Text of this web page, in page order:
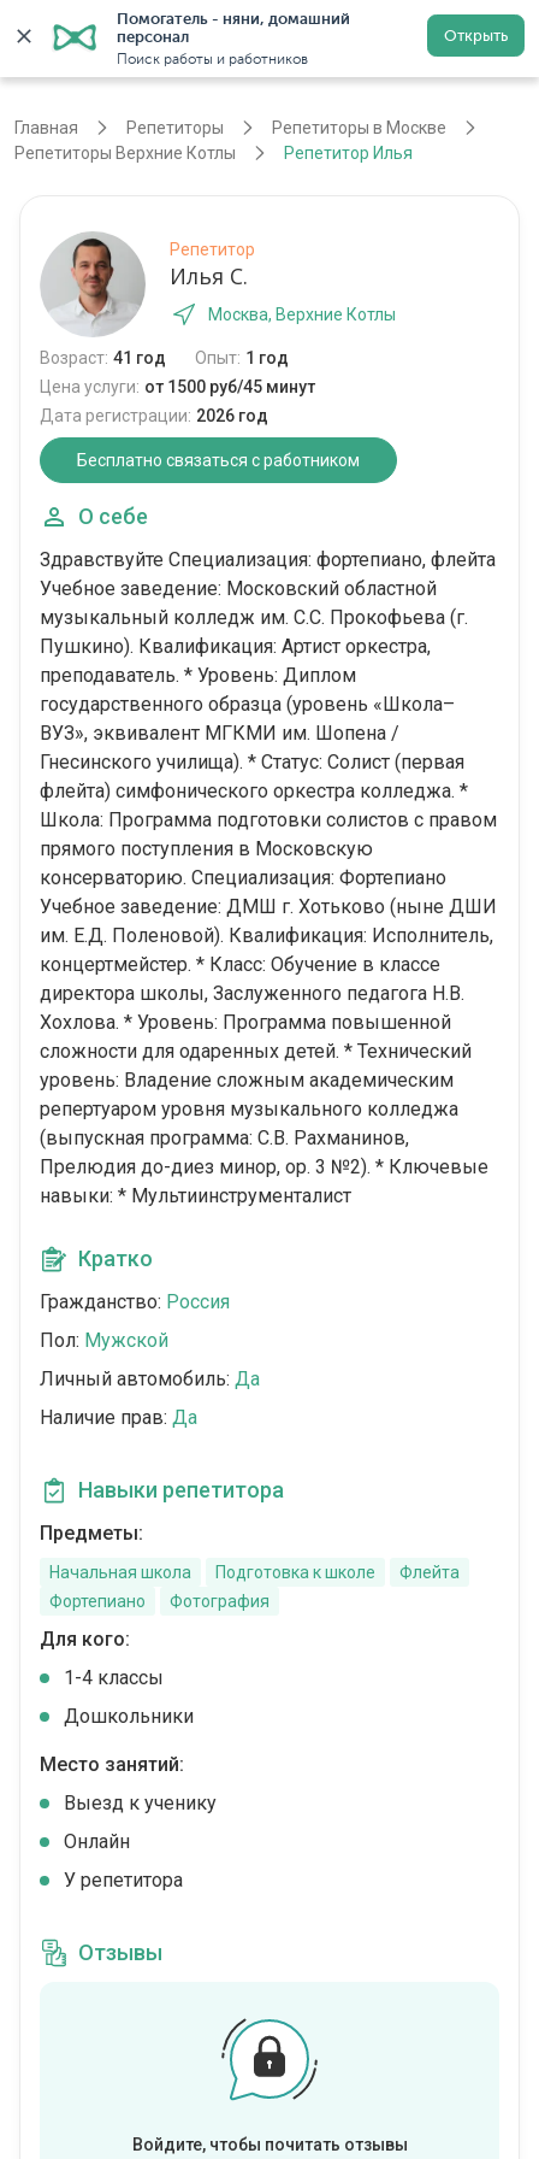
Помогатель - няни, домашний
персонал
Поиск работы и работников
Открыть
Регистрация
Главная Репетиторы
Репетиторы в Москве
Репетиторы Верхние Котлы
Репетитор Илья
Репетитор
Илья С.
Москва, Верхние Котлы
Возраст: 41 год Опыт: 1 год
Цена услуги: от 1500 руб/45 минут
Дата регистрации: 2026 год
Бесплатно связаться с работником
О себе
Здравствуйте Специализация: фортепиано, флейта
Учебное заведение: Московский областной
музыкальный колледж им. С.С. Прокофьева (г.
Пушкино). Квалификация: Артист оркестра,
преподаватель. * Уровень: Диплом
государственного образца (уровень «Школа–
ВУЗ», эквивалент МГКМИ им. Шопена /
Гнесинского училища). * Статус: Солист (первая
флейта) симфонического оркестра колледжа. *
Школа: Программа подготовки солистов с правом
прямого поступления в Московскую
консерваторию. Специализация: Фортепиано
Учебное заведение: ДМШ г. Хотьково (ныне ДШИ
им. Е.Д. Поленовой). Квалификация: Исполнитель,
концертмейстер. * Класс: Обучение в классе
директора школы, Заслуженного педагога Н.В.
Хохлова. * Уровень: Программа повышенной
сложности для одаренных детей. * Технический
уровень: Владение сложным академическим
репертуаром уровня музыкального колледжа
(выпускная программа: С.В. Рахманинов,
Прелюдия до-диез минор, op. 3 №2). * Ключевые
навыки: * Мультиинструменталист
Кратко
Гражданство: Россия
Пол: Мужской
Личный автомобиль: Да
Наличие прав: Да
Навыки репетитора
Предметы:
Начальная школа Подготовка к школе
Флейта
Фортепиано
Фотография
Для кого:
1-4 классы
Дошкольники
Место занятий:
Выезд к ученику
Онлайн
У репетитора
Отзывы
Войдите, чтобы почитать отзывы